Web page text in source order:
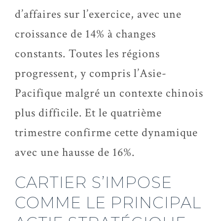
d’affaires sur l’exercice, avec une
croissance de 14% à changes
constants. Toutes les régions
progressent, y compris l’Asie-
Pacifique malgré un contexte chinois
plus difficile. Et le quatrième
trimestre confirme cette dynamique
avec une hausse de 16%.
CARTIER S’IMPOSE
COMME LE PRINCIPAL